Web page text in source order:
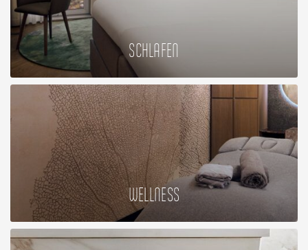
SCHLAFEN
WELLNESS